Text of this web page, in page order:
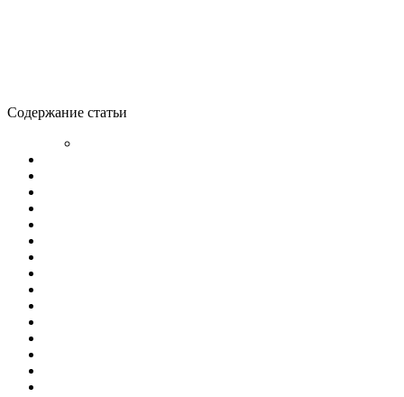
Содержание статьи